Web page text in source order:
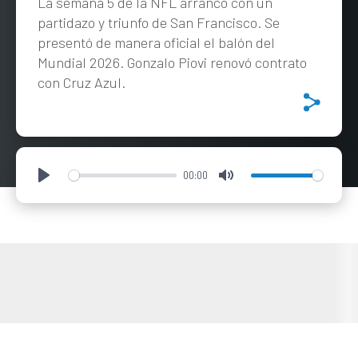
partidazo y triunfo de San Francisco. Se
presentó de manera oficial el balón del
Mundial 2026. Gonzalo Piovi renovó contrato
con Cruz Azul.
Play 00:00 Mute